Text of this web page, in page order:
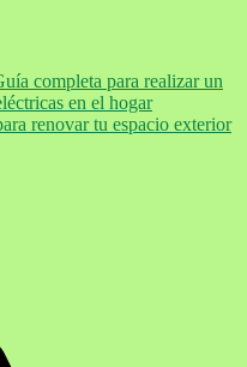
completa para realizar un
en el hogar
renovar tu espacio exterior